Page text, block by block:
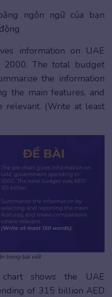
ngôn ngữ của bạn
information on UAE
2000. The total budget
the information
the main features, and
relevant. (Write at least
trong bài viết
shows the UAE
of 315 billion AED